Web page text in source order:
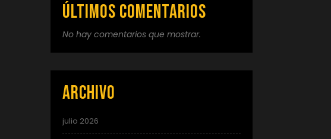
Últimos comentarios
No hay comentarios que mostrar.
Archivo
julio 2026